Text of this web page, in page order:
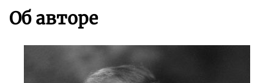
Об авторе